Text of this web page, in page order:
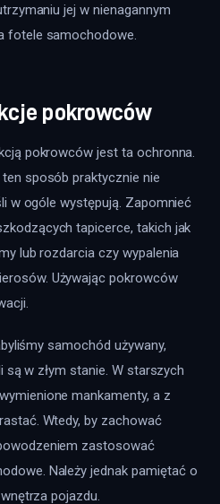
jej w nienagannym
fotele samochodowe.
pokrowców
pokrowców jest ta ochronna.
sposób praktycznie nie
w ogóle występują. Zapomnieć
tapicerce, takich jak
lub rozdarcia czy wypalenia
Używając pokrowców
samochód używany,
w złym stanie. W starszych
mankamenty, a z
Wtedy, by zachować
zastosować
Należy jednak pamiętać o
pojazdu.